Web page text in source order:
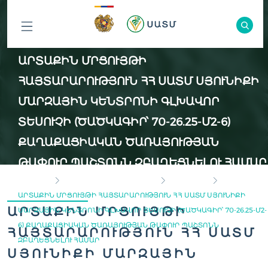
ԲՈԼՈՐ
ԲԱԺԻՆՆԵՐԸ
ԱՐՏԱՔԻՆ ՄՐՑՈՒՅԹԻ
ՀԱՅՏԱՐԱՐՈՒԹՅՈՒՆ ՀՀ ՍԱՏՄ ՍՅՈՒՆԻՔԻ
ՄԱՐԶԱՅԻՆ ԿԵՆՏՐՈՆԻ ԳԼԽԱՎՈՐ
ՏԵՍՈՒՉԻ (ԾԱԾԿԱԳԻՐ՝ 70-26.25-Մ2-6)
ՔԱՂԱՔԱՑԻԱԿԱՆ ԾԱՌԱՅՈՒԹՅԱՆ
ԹԱՓՈՒՐ ՊԱՇՏՈՆՆ ԶԲԱՂԵՑՆԵԼՈՒ ՀԱՄԱՐ
ԱՐՏԱՔԻՆ ՄՐՑՈՒՅԹԻ ՀԱՅՏԱՐԱՐՈՒԹՅՈՒՆ ՀՀ ՍԱՏՄ ՍՅՈՒՆԻՔԻ
ՄԱՐԶԱՅԻՆ ԿԵՆՏՐՈՆԻ ԳԼԽԱՎՈՐ ՏԵՍՈՒՉԻ (ԾԱԾԿԱԳԻՐ՝ 70-26.25-Մ2-
6) ՔԱՂԱՔԱՑԻԱԿԱՆ ԾԱՌԱՅՈՒԹՅԱՆ ԹԱՓՈՒՐ ՊԱՇՏՈՆՆ
ԶԲԱՂԵՑՆԵԼՈՒ ՀԱՄԱՐ
ԱՐՏԱՔԻՆ ՄՐՑՈՒՅԹԻ
ՀԱՅՏԱՐԱՐՈՒԹՅՈՒՆ ՀՀ ՍԱՏՄ
ՍՅՈՒՆԻՔԻ ՄԱՐԶԱՅԻՆ